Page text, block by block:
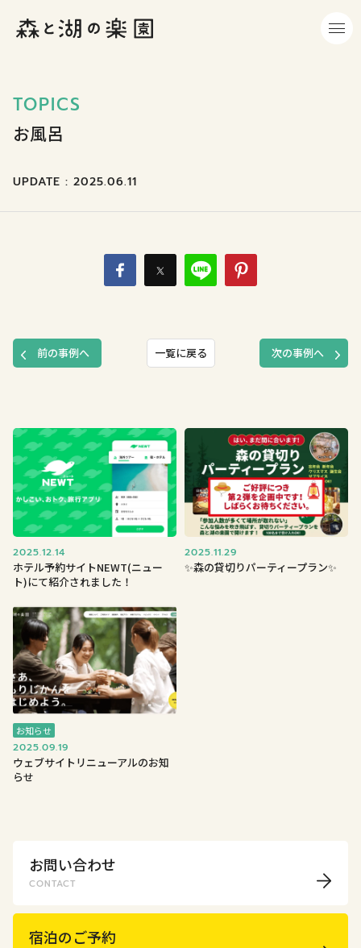
TOPICS
お風呂
UPDATE : 2025.06.11
前の事例へ 一覧に戻る 次の事例へ
2025.12.14
ホテル予約サイトNEWT(ニュー
ト)にて紹介されました！
2025.11.29
✨森の貸切りパーティープラン✨
お知らせ
2025.09.19
ウェブサイトリニューアルのお知
らせ
お問い合わせ
CONTACT
宿泊のご予約